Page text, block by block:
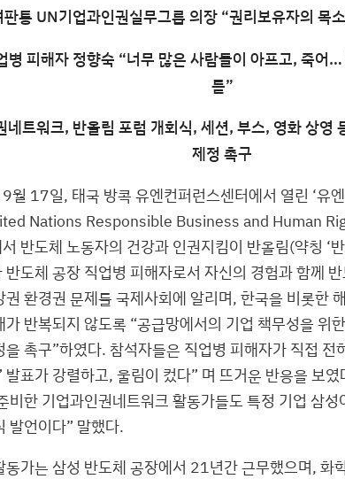
통 UN기업과인권실무그룹 의장 “권리보유자의 목
병 피해자 정향숙 “너무 많은 사람들이 아프고, 죽어
를”
네트워크, 반올림 포럼 개회식, 세션, 부스, 영화 상영
제정 촉구
월 17일, 태국 방콕 유엔컨퍼런스센터에서 열린 ‘유
Nations Responsible Business and Human
반도체 노동자의 건강과 인권지킴이 반올림(약칭 ‘
반도체 공장 직업병 피해자로서 자신의 경험과 함께
권 환경권 문제를 국제사회에 알리며, 한국을 비롯한
가 반복되지 않도록 “공급망에서의 기업 책무성을 위
을 촉구”하였다. 참석자들은 직업병 피해자가 직접 전
발표가 강렬하고, 울림이 컸다” 며 뜨거운 반응을 보
비한 기업과인권네트워크 활동가들도 특정 기업 삼성
발언이다” 말했다.
동가는 삼성 반도체 공장에서 21년간 근무했으며, 화